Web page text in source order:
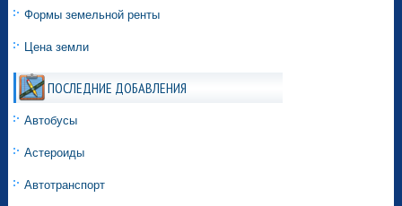
Формы земельной ренты
Цена земли
ПОСЛЕДНИЕ ДОБАВЛЕНИЯ
Автобусы
Астероиды
Автотранспорт